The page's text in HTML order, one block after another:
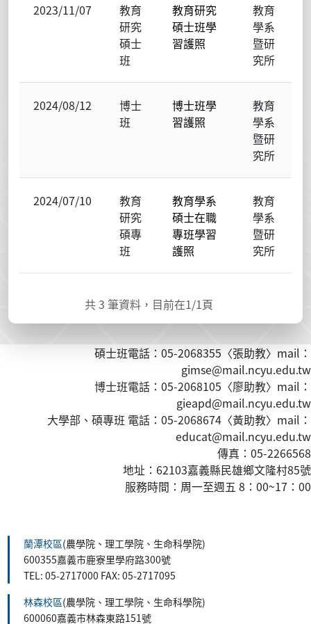
2023/11/07
教育
研究
碩士
班
教育研究
碩士班學
習護照
教育
學系
暨研
究所
2024/08/12
博士
班
博士班學
習護照
教育
學系
暨研
究所
2024/07/10
教育
研究
碩專
班
教育學系
碩士在職
專班學習
護照
教育
學系
暨研
究所
共3 筆資料，目前在1/1頁
碩士班電話：05-2068355〈張助教〉mail：
gimse@mail.ncyu.edu.tw
博士班電話：05-2068105〈廖助教〉mail：
gieapd@mail.ncyu.edu.tw
大學部、碩專班 電話：05-2068674〈黃助教〉mail：
educat@mail.ncyu.edu.tw
傳真：05-2266568
地址：62103嘉義縣民雄鄉文隆村85號
服務時間：周一至週五 8：00~17：00
蘭潭校區(農學院、理工學院、生命科學院)
600355嘉義市鹿寮里學府路300號
TEL: 05-2717000 FAX: 05-2717095
林森校區(農學院、理工學院、生命科學院)
600060嘉義市林森東路151號